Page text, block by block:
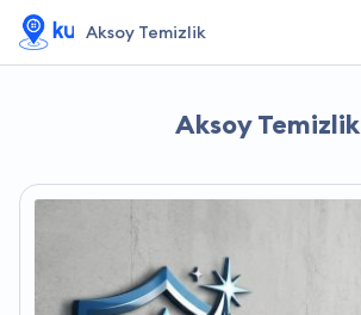
Aksoy Temizlik
Aksoy Temizlik